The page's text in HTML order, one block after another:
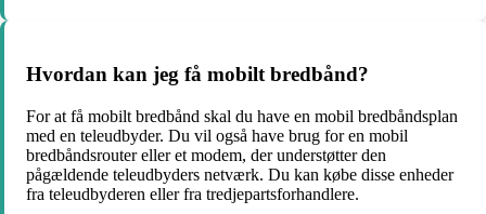
Hvordan kan jeg få mobilt bredbånd?
For at få mobilt bredbånd skal du have en mobil bredbåndsplan
med en teleudbyder. Du vil også have brug for en mobil
bredbåndsrouter eller et modem, der understøtter den
pågældende teleudbyders netværk. Du kan købe disse enheder
fra teleudbyderen eller fra tredjepartsforhandlere.